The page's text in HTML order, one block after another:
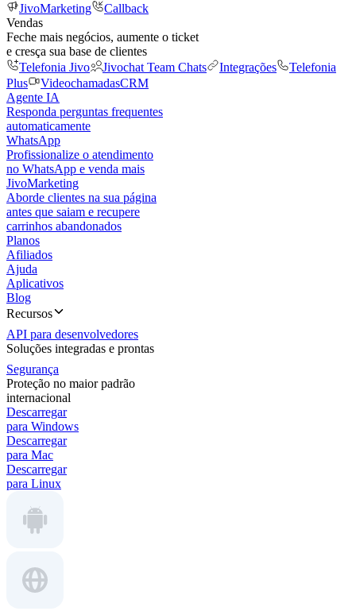
JivoMarketing
Callback
Vendas
Feche mais negócios, aumente o ticket
e cresça sua base de clientes
Telefonia Jivo
Jivochat Team Chats Integrações
Telefonia
Plus
VideochamadasCRM
Agente IA
Responda perguntas frequentes
automaticamente
WhatsApp
Profissionalize o atendimento
no WhatsApp e venda mais
JivoMarketing
Aborde clientes na sua página
antes que saiam e recupere
carrinhos abandonados
Planos
Afiliados
Ajuda
Aplicativos
Blog
Recursos
API para desenvolvedores
Soluções integradas e prontas
Segurança
Proteção no maior padrão
internacional
Descarregar
para Windows
Descarregar
para Mac
Descarregar
para Linux